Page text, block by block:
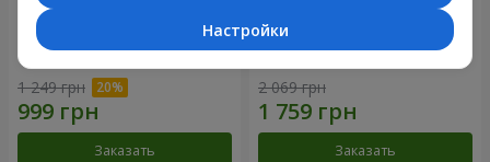
Букет "Времена года"
1 249 грн
Заказать
Букет из 21 кремовой розы
2 069 грн
Заказать
Настройки